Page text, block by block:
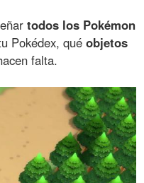
todos los Pokémon
Pokédex, quéobjetos
falta.